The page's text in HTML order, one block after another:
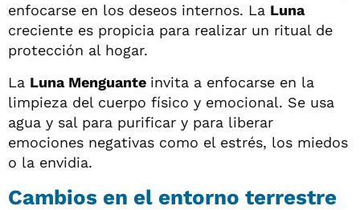
enfocarse en los deseos internos. La Luna
creciente es propicia para realizar un ritual de
protección al hogar.
La Luna Menguante invita a enfocarse en la
limpieza del cuerpo físico y emocional. Se usa
agua y sal para purificar y para liberar
emociones negativas como el estrés, los miedos
o la envidia.
Cambios en el entorno terrestre